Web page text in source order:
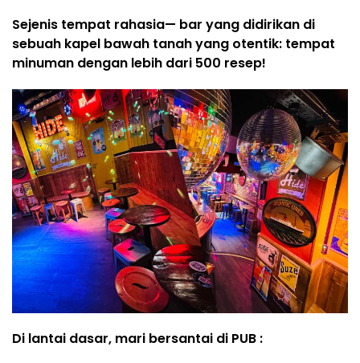
Sejenis tempat rahasia— bar yang didirikan di
sebuah kapel bawah tanah yang otentik: tempat
minuman dengan lebih dari 500 resep!
Di lantai dasar, mari bersantai di PUB :